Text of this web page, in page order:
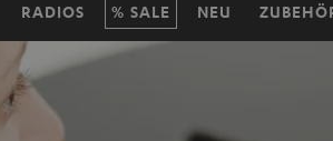
RADIOS SALE NEU